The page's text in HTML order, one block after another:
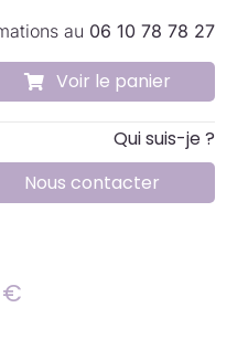
au 06 10 78 78 27
Voir le panier
Qui suis-je ?
Nous contacter
€